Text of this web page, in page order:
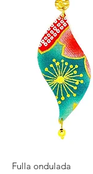
Fulla ondulada